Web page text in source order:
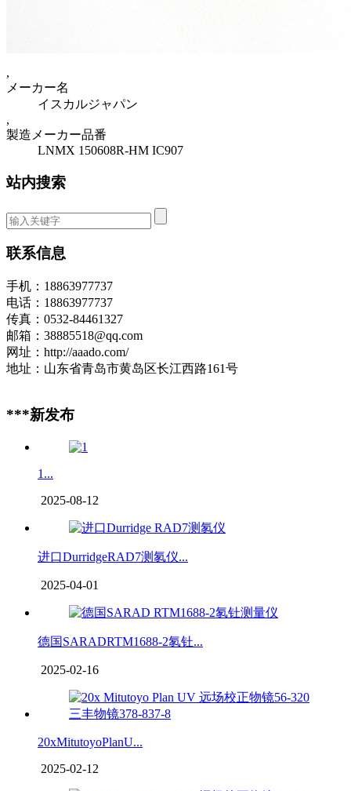
,
メーカー名
イスカルジャパン
,
製造メーカー品番
LNMX 150608R-HM IC907
站内搜索
联系信息
手机：18863977737
电话：18863977737
传真：0532-84461327
邮箱：38885518@qq.com
网址：http://aaado.com/
地址：山东省青岛市黄岛区长江西路161号
***新发布
1...
2025-08-12
进口DurridgeRAD7测氡仪...
2025-04-01
德国SARADRTM1688-2氡钍...
2025-02-16
20xMitutoyoPlanU...
2025-02-12